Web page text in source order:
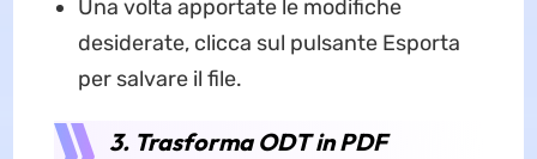
Una volta apportate le modifiche
desiderate, clicca sul pulsante Esporta
per salvare il file.
3. Trasforma ODT in PDF